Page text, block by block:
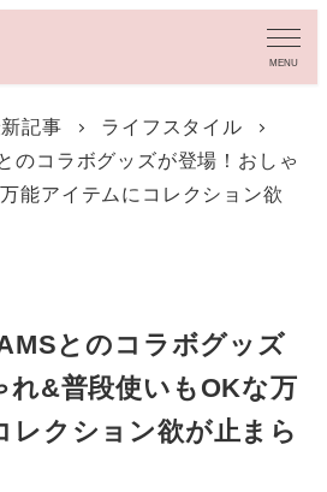
MENU
記事
ライフスタイル
のコラボグッズが登場！おしゃ
能アイテムにコレクション欲
とのコラボグッズ
れ&普段使いもOKな万
レクション欲が止まら